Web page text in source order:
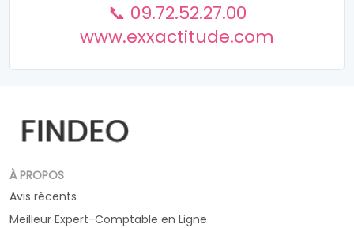
📞 09.72.52.27.00
www.exxactitude.com
À PROPOS
Avis récents
Meilleur Expert-Comptable en Ligne